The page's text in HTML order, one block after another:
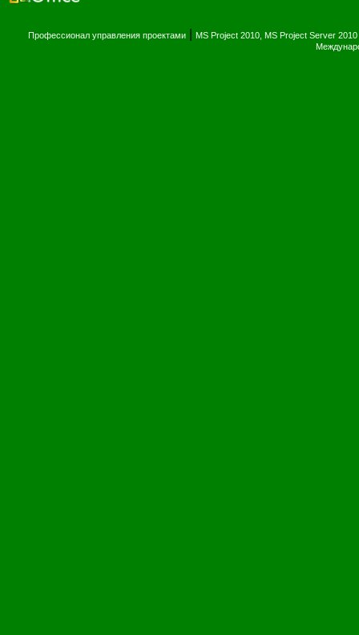
Профессионал управления проектами MS Project 2010, MS Project Server 2010